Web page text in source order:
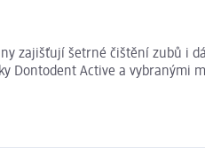
zajišťují šetrné čištění zubů i
Active a vybranými